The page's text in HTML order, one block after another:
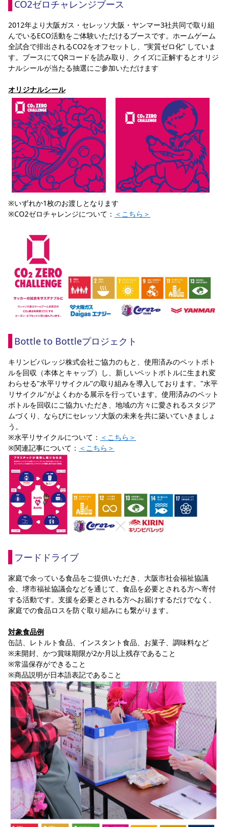
CO2ゼロチャレンジブース
2012年より大阪ガス・セレッソ大阪・ヤンマー3社共同で取り組
んでいるECO活動をご体験いただけるブースです。ホームゲーム
全試合で排出されるCO2をオフセットし、”実質ゼロ化” していま
す。ブースにてQRコードを読み取り、クイズに正解するとオリジ
ナルシールが当たる抽選にご参加いただけます
オリジナルシール
※いずれか1枚のお渡しとなります
※CO2ゼロチャレンジについて： ＜こちら＞
Bottle to Bottleプロジェクト
キリンビバレッジ株式会社ご協力のもと、使用済みのペットボト
ルを回収（本体とキャップ）し、新しいペットボトルに生まれ変
わらせる"水平リサイクル"の取り組みを導入しております。"水平
リサイクル"がよくわかる展示を行っています。使用済みのペット
ボトルを回収にご協力いただき、地域の方々に愛されるスタジア
ムづくり、ならびにセレッソ大阪の未来を共に築いていきましょ
う。
※水平リサイクルについて： ＜こちら＞
※関連記事について： ＜こちら＞
フードドライブ
家庭で余っている食品をご提供いただき、大阪市社会福祉協議
会、堺市福祉協議会などを通じて、食品を必要とされる方へ寄付
する活動です。支援を必要とされる方へお届けするだけでなく、
家庭での食品ロスを防ぐ取り組みにも繋がります。
対象食品例
缶詰、レトルト食品、インスタント食品、お菓子、調味料など
※未開封、かつ賞味期限が2か月以上残存であること
※常温保存ができること
※商品説明が日本語表記であること